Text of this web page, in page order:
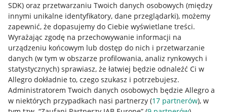
SDK) oraz przetwarzaniu Twoich danych osobowych (między
innymi unikalne identyfikatory, dane przeglądarki), możemy
zapewnić, że dopasujemy do Ciebie wyświetlane treści.
Wyrażając zgodę na przechowywanie informacji na
urządzeniu końcowym lub dostęp do nich i przetwarzanie
danych (w tym w obszarze profilowania, analiz rynkowych i
statystycznych) sprawiasz, że łatwiej będzie odnaleźć Ci w
Allegro dokładnie to, czego szukasz i potrzebujesz.
Administratorem Twoich danych osobowych będzie Allegro a
w niektórych przypadkach nasi partnerzy (17 partnerów), w